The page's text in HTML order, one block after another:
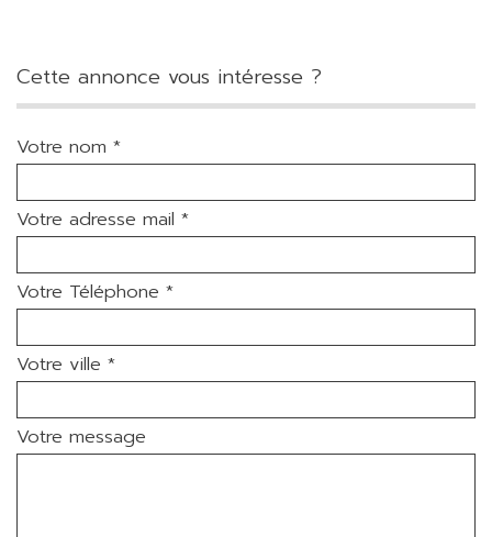
cette annonce vous intéresse ?
Votre nom *
Votre adresse mail *
Votre Téléphone *
Votre ville *
Votre message